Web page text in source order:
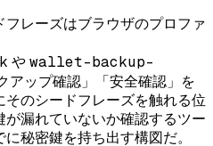
レーズはブラウザのプロファ
や wallet-backup-
アップ確認」「安全確認」を
のシードフレーズを触れる位
漏れていないか確認するツー
秘密鍵を持ち出す構図だ。